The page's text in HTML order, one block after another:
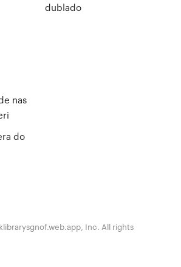
dublado
nas
do
Inc. All rights